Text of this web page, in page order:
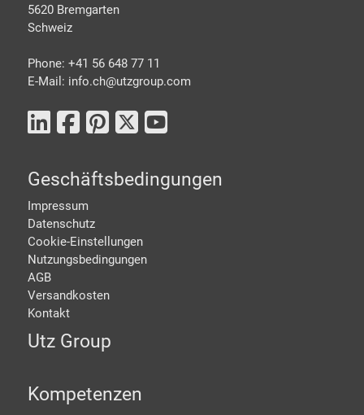
5620 Bremgarten
Schweiz
Phone: +41 56 648 77 11
E-Mail: info.ch@utzgroup.com
Geschäftsbedingungen
Impressum
Datenschutz
Cookie-Einstellungen
Nutzungsbedingungen
AGB
Versandkosten
Kontakt
Utz Group
Kompetenzen